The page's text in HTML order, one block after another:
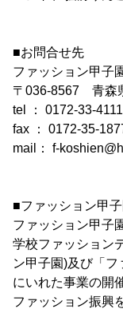
■お問合せ先
ファッション甲子
〒036-8567 青森
tel ： 0172-33-4111
fax ： 0172-35-
mail： f-
■ファッション甲
ファッション甲子
学校ファッション
ン甲子園)及び「
にいれた事業の開
ファッション振興